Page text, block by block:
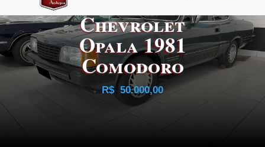
Chevrolet
Opala 1981
Comodoro
R$ 50.000,00